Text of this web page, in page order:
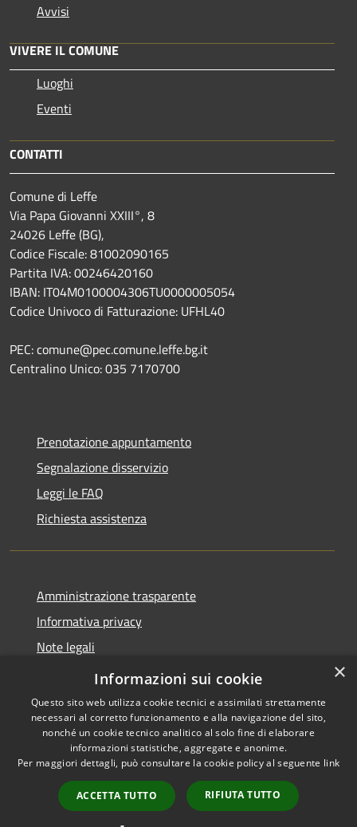
Avvisi
VIVERE IL COMUNE
Luoghi
Eventi
CONTATTI
Comune di Leffe
Via Papa Giovanni XXIII°, 8
24026 Leffe (BG),
Codice Fiscale: 81002090165
Partita IVA: 00246420160
IBAN: IT04M0100004306TU0000005054
Codice Univoco di Fatturazione: UFHL40
PEC: comune@pec.comune.leffe.bg.it
Centralino Unico: 035 7170700
Prenotazione appuntamento
Segnalazione disservizio
Leggi le FAQ
Richiesta assistenza
Amministrazione trasparente
Informativa privacy
Note legali
Dichiarazione di accessibilità
Accessibilità
Copyright © 2026 • Comune di
Leffe • Powered by
Municipium•
Accesso
redazione
×
Informazioni sui cookie
Questo sito web utilizza cookie tecnici e assimilati strettamente
necessari al corretto funzionamento e alla navigazione del sito,
nonché un cookie tecnico analitico al solo fine di elaborare
informazioni statistiche, aggregate e anonime.
Per maggiori dettagli, può consultare la cookie policy al seguente link
ACCETTA TUTTO RIFIUTA TUTTO